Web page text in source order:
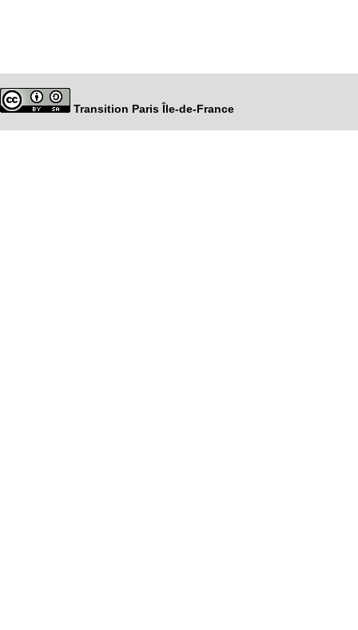
Transition Paris Île-de-France